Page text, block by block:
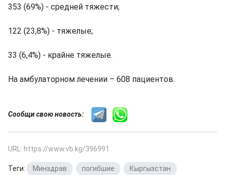
353 (69%) - средней тяжести;
122 (23,8%) - тяжелые;
33 (6,4%) - крайне тяжелые.
На амбулаторном лечении – 608 пациентов.
Сообщи свою новость:
URL: https://www.vb.kg/396991
Теги: Минздрав погибшие Кыргызстан